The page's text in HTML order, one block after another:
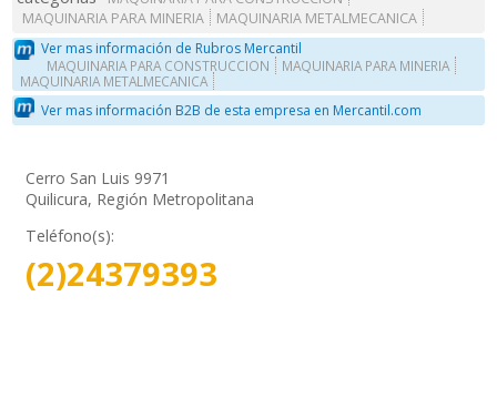
MAQUINARIA PARA MINERIA
MAQUINARIA METALMECANICA
Ver mas información de Rubros Mercantil
MAQUINARIA PARA CONSTRUCCION
MAQUINARIA PARA MINERIA
MAQUINARIA METALMECANICA
Ver mas información B2B de esta empresa en Mercantil.com
Cerro San Luis 9971
Quilicura, Región Metropolitana
Teléfono(s):
(2)24379393